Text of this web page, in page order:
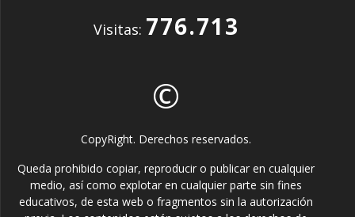
Visitas: 776.713
©
CopyRight. Derechos reservados.
Queda prohibido copiar, reproducir o publicar en cualquier
medio, así como explotar en cualquier parte sin fines
educativos, de esta web o fragmentos sin la autorización